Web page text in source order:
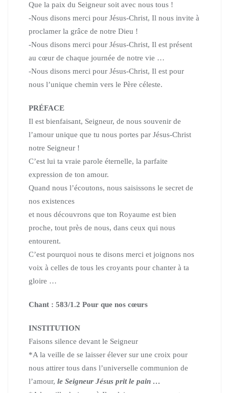
Que la paix du Seigneur soit avec nous tous !
-Nous disons merci pour Jésus-Christ, Il nous invite à
proclamer la grâce de notre Dieu !
-Nous disons merci pour Jésus-Christ, Il est présent
au cœur de chaque journée de notre vie …
-Nous disons merci pour Jésus-Christ, Il est pour
nous l’unique chemin vers le Père céleste.
PRÉFACE
Il est bienfaisant, Seigneur, de nous souvenir de
l’amour unique que tu nous portes par Jésus-Christ
notre Seigneur !
C’est lui ta vraie parole éternelle, la parfaite
expression de ton amour.
Quand nous l’écoutons, nous saisissons le secret de
nos existences
et nous découvrons que ton Royaume est bien
proche, tout près de nous, dans ceux qui nous
entourent.
C’est pourquoi nous te disons merci et joignons nos
voix à celles de tous les croyants pour chanter à ta
gloire …
Chant : 583/1.2 Pour que nos cœurs
INSTITUTION
Faisons silence devant le Seigneur
*A la veille de se laisser élever sur une croix pour
nous attirer tous dans l’universelle communion de
l’amour, le Seigneur Jésus prit le pain …